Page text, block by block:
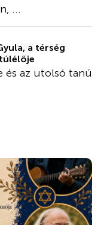
...
a térség
és az utolsó tanú